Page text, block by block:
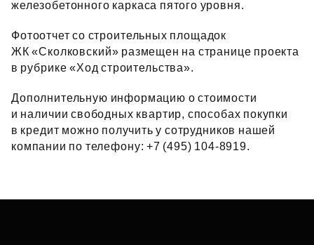
железобетонного каркаса пятого уровня.
Фотоотчет со строительных площадок
ЖК «Сколковский» размещен на странице проекта
в рубрике «Ход строительства».
Дополнительную информацию о стоимости
и наличии свободных квартир, способах покупки
в кредит можно получить у сотрудников нашей
компании по телефону: +7 (495) 104‑8919.